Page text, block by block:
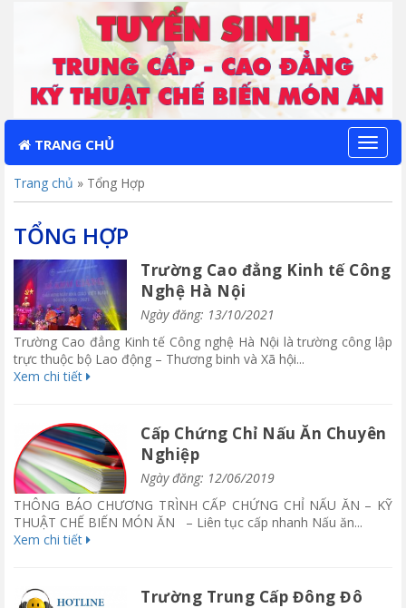
TRANG CHỦ
Trang chủ » Tổng Hợp
TỔNG HỢP
Trường Cao đẳng Kinh tế Công
Nghệ Hà Nội
Ngày đăng: 13/10/2021
Trường Cao đẳng Kinh tế Công nghệ Hà Nội là trường công lập
trực thuộc bộ Lao động – Thương binh và Xã hội...
Xem chi tiết
Cấp Chứng Chỉ Nấu Ăn Chuyên
Nghiệp
Ngày đăng: 12/06/2019
THÔNG BÁO CHƯƠNG TRÌNH CẤP CHỨNG CHỈ NẤU ĂN – KỸ
THUẬT CHẾ BIẾN MÓN ĂN – Liên tục cấp nhanh Nấu ăn...
Xem chi tiết
Trường Trung Cấp Đông Đô